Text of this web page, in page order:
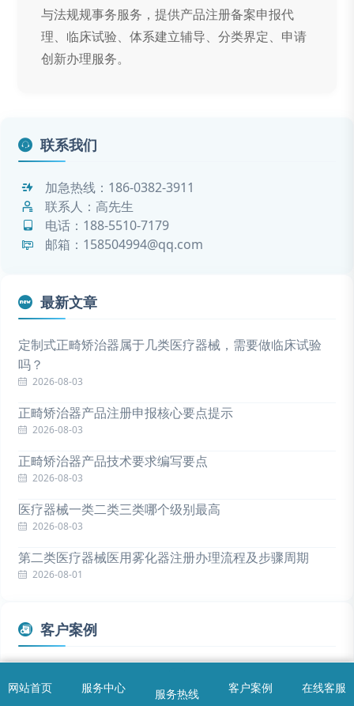
与法规规事务服务，提供产品注册备案申报代
理、临床试验、体系建立辅导、分类界定、申请
创新办理服务。
联系我们
加急热线： 186-0382-3911
联系人：高先生
电话： 188-5510-7179
邮箱：158504994@qq.com
最新文章
定制式正畸矫治器属于几类医疗器械，需要做临床试验
吗？
2026-08-03
正畸矫治器产品注册申报核心要点提示
2026-08-03
正畸矫治器产品技术要求编写要点
2026-08-03
医疗器械一类二类三类哪个级别最高
2026-08-03
第二类医疗器械医用雾化器注册办理流程及步骤周期
2026-08-01
客户案例
一次性使用微波消融针同品种临床评价注册案例
首页 服务中心 问题解答 咨询
网站首页 服务中心 服务热线 客户案例 在线客服